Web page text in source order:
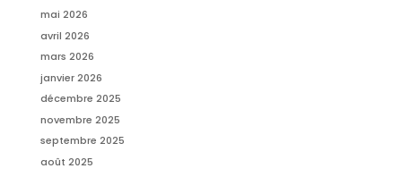
mai 2026
avril 2026
mars 2026
janvier 2026
décembre 2025
novembre 2025
septembre 2025
août 2025